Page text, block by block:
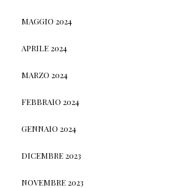
MAGGIO 2024
APRILE 2024
MARZO 2024
FEBBRAIO 2024
GENNAIO 2024
DICEMBRE 2023
NOVEMBRE 2023